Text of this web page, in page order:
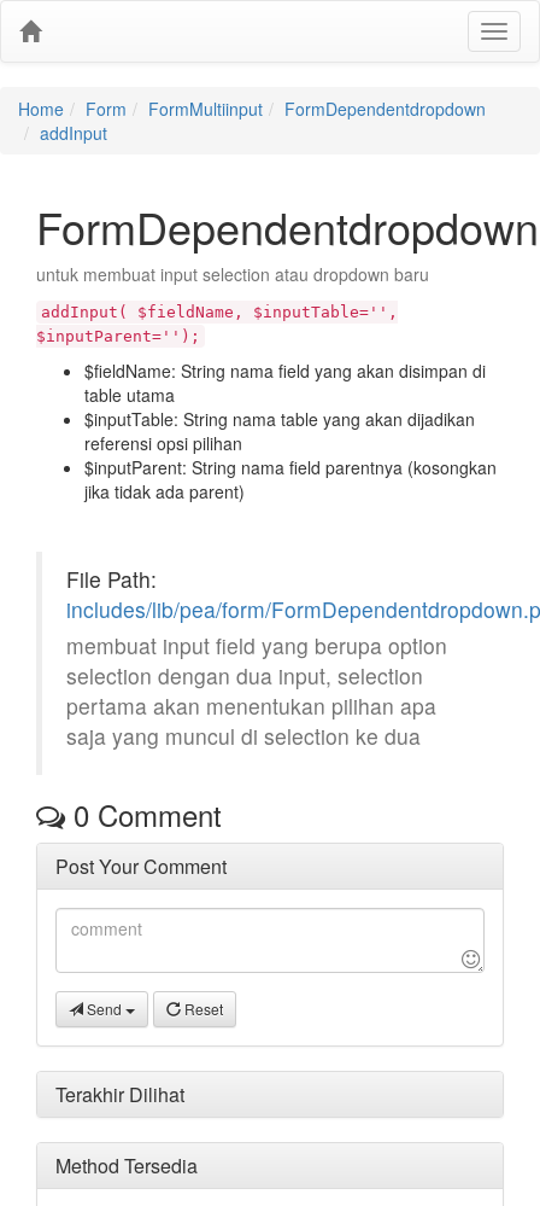
Home Form FormMultiinput
FormDependentdropdown
addInput
untuk membuat input selection atau dropdown baru
addInput( $fieldName, $inputTable='',
$inputParent='');
$fieldName: String nama field yang akan disimpan di
table utama
$inputTable: String nama table yang akan dijadikan
referensi opsi pilihan
$inputParent: String nama field parentnya (kosongkan
jika tidak ada parent)
File Path:
includes/lib/pea/form/
membuat input field yang berupa option
selection dengan dua input, selection
pertama akan menentukan pilihan apa
saja yang muncul di selection ke dua
0 Comment
Post Your Comment
Send Reset
Terakhir Dilihat
Method Tersedia